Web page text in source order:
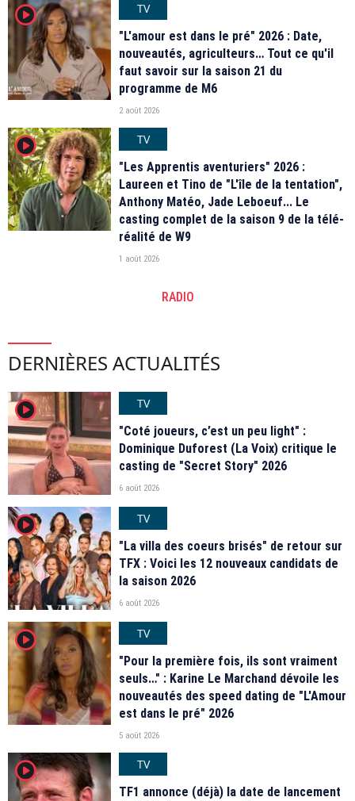
player2
TV
"L'amour est dans le pré" 2026 : Date,
nouveautés, agriculteurs… Tout ce qu'il
faut savoir sur la saison 21 du
programme de M6
2 août 2026
player2
TV
"Les Apprentis aventuriers" 2026 :
Laureen et Tino de "L'île de la tentation",
Anthony Matéo, Jade Leboeuf... Le
casting complet de la saison 9 de la télé-
réalité de W9
1 août 2026
RADIO
DERNIÈRES ACTUALITÉS
player2
TV
"Coté joueurs, c’est un peu light" :
Dominique Duforest (La Voix) critique le
casting de "Secret Story" 2026
6 août 2026
player2
TV
"La villa des coeurs brisés" de retour sur
TFX : Voici les 12 nouveaux candidats de
la saison 2026
6 août 2026
player2
TV
"Pour la première fois, ils sont vraiment
seuls…" : Karine Le Marchand dévoile les
nouveautés des speed dating de "L'Amour
est dans le pré" 2026
5 août 2026
player2
TV
TF1 annonce (déjà) la date de lancement